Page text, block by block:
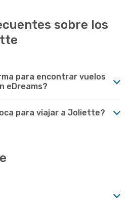
sobre los
para encontrar vuelos
eDreams?
para viajar a Joliette?